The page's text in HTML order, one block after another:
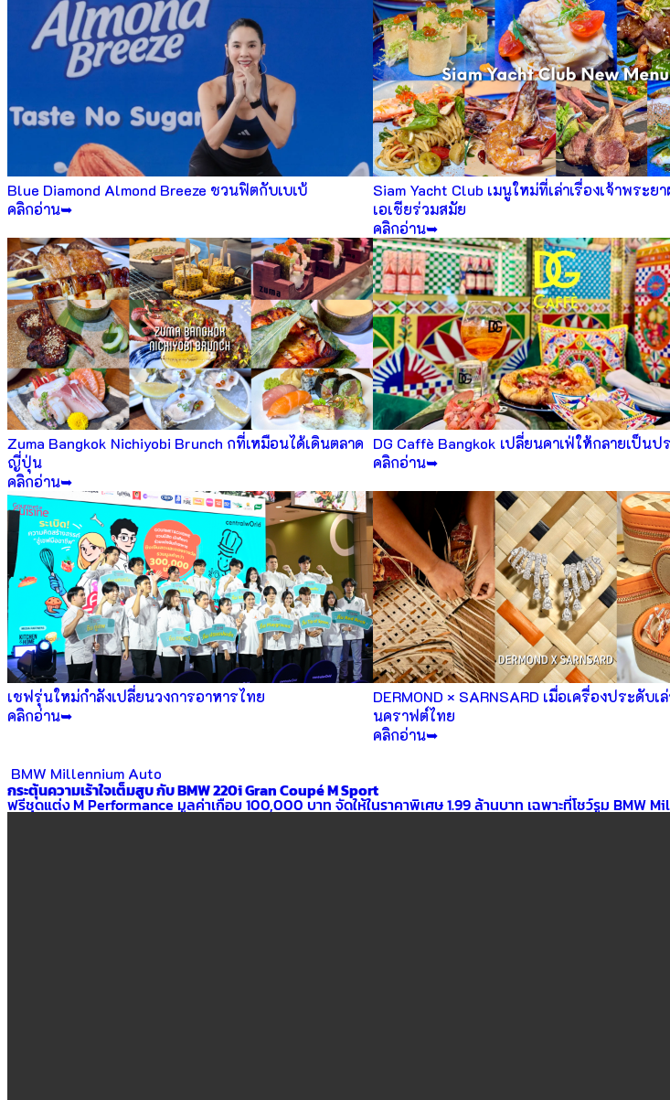
Blue Diamond Almond Breeze ชวนฟิตกับเบเบ้
คลิกอ่าน➥
Siam Yacht Club เมนูใหม่ที่เล่าเรื่องเจ้าพระย
เอเชียร่วมสมัย
คลิกอ่าน➥
Zuma Bangkok Nichiyobi Brunch กที่เหมือนได้เดินตลาด
ญี่ปุ่น
คลิกอ่าน➥
DG Caffè Bangkok เปลี่ยนคาเฟ่ให้กลายเป็น
คลิกอ่าน➥
เชฟรุ่นใหม่กำลังเปลี่ยนวงการอาหารไทย
คลิกอ่าน➥
DERMOND × SARNSARD เมื่อเครื่องประดับเล่
นคราฟต์ไทย
คลิกอ่าน➥
BMW Millennium Auto
กระตุ้นความเร้าใจเต็มสูบ กับ BMW 220i Gran Coupé M Sport
ฟรีชุดแต่ง M Performance มูลค่าเกือบ 100,000 บาท จัดให้ในราคาพิเศษ 1.99 ล้านบาท เฉพาะที่โชว์รูม BMW